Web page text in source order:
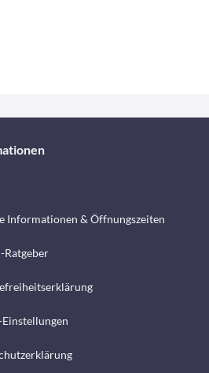
Informationen & Öffnungszeiten
Ratgeber